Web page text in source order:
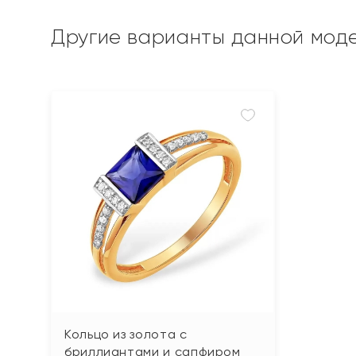
Другие варианты данной
Кольцо из золота с
бриллиантами и сапфиром